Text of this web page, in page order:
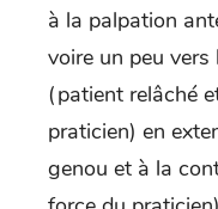
à la palpation
voire un peu vers
(patient relâché
praticien) en
genou et à la